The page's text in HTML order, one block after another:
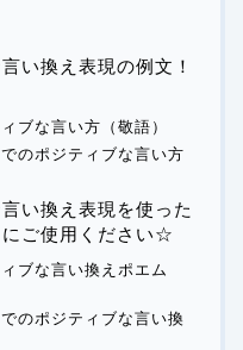
い換え表現の例文！
ブな言い方（敬語）
のポジティブな言い方
い換え表現を使った
ご使用ください☆
ブな言い換えポエム
のポジティブな言い換